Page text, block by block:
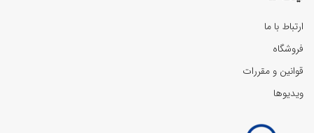
ارتباط با ما
فروشگاه
قوانین و مقررات
ویدیوها